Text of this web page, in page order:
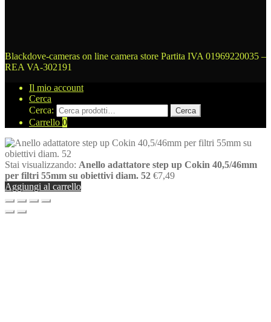
Blackdove-cameras on line camera store Partita IVA 01969220035 –
REA VA-302191
Il mio account
Cerca
Cerca:
Cerca
Carrello 0
Stai visualizzando: Anello adattatore step up Cokin 40,5/46mm
per filtri 55mm su obiettivi diam. 52 €7,49
Aggiungi al carrello